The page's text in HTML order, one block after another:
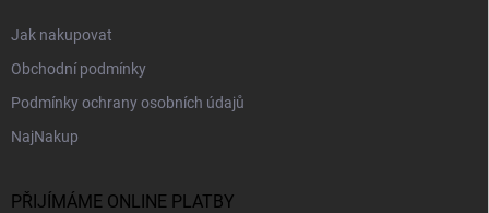
Jak nakupovat
Obchodní podmínky
Podmínky ochrany osobních údajů
NajNakup
PŘIJÍMÁME ONLINE PLATBY